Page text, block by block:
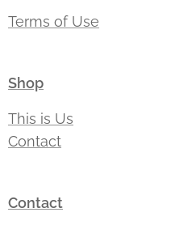
Terms of Use
Shop
This is Us
Contact
Contact